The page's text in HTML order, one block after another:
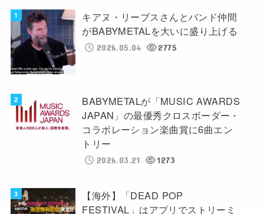
キアヌ・リーブスさんとバンド仲間
がBABYMETALを大いに盛り上げる
2026.05.04 2775
BABYMETALが「MUSIC AWARDS
JAPAN」の最優秀クロスボーダー・
コラボレーション楽曲賞に6曲エン
トリー
2026.03.21 1273
【海外】「DEAD POP
FESTIVAL」はアプリでストリーミ